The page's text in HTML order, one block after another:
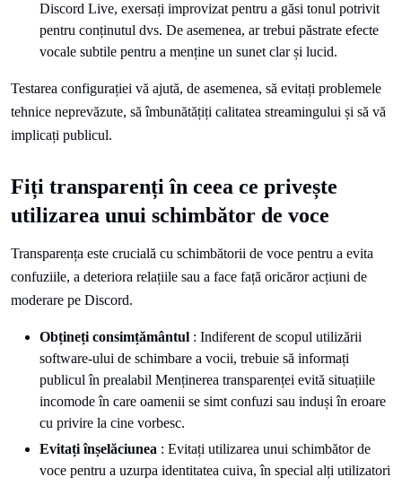
Discord Live, exersați improvizat pentru a găsi tonul potrivit
pentru conținutul dvs. De asemenea, ar trebui păstrate efecte
vocale subtile pentru a menține un sunet clar și lucid.
Testarea configurației vă ajută, de asemenea, să evitați problemele
tehnice neprevăzute, să îmbunătățiți calitatea streamingului și să vă
implicați publicul.
Fiți transparenți în ceea ce privește
utilizarea unui schimbător de voce
Transparența este crucială cu schimbătorii de voce pentru a evita
confuziile, a deteriora relațiile sau a face față oricăror acțiuni de
moderare pe Discord.
Obțineți consimțământul : Indiferent de scopul utilizării
software-ului de schimbare a vocii, trebuie să informați
publicul în prealabil Menținerea transparenței evită situațiile
incomode în care oamenii se simt confuzi sau induși în eroare
cu privire la cine vorbesc.
Evitați înșelăciunea : Evitați utilizarea unui schimbător de
voce pentru a uzurpa identitatea cuiva, în special alți utilizatori